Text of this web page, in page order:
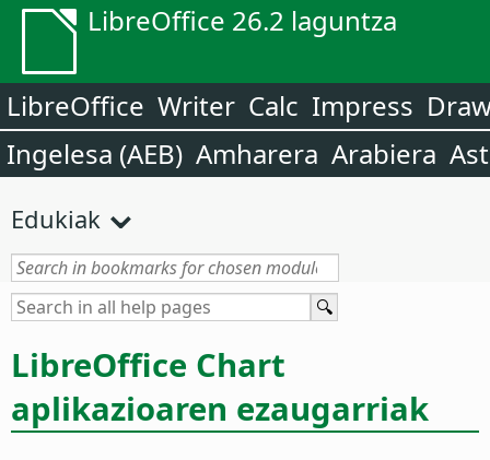
LibreOffice 26.2 laguntza
LibreOffice Writer Calc Impress
Ingelesa (AEB) Amharera Arabiera
Edukiak
LibreOffice Chart
aplikazioaren ezaugarriak